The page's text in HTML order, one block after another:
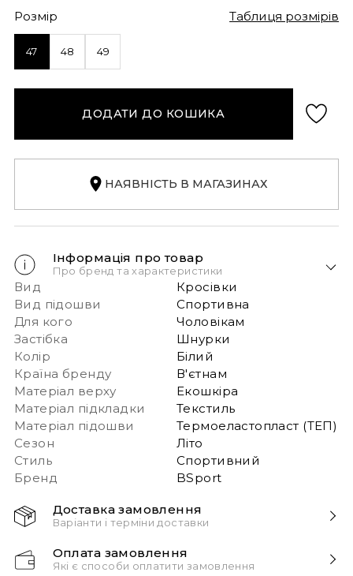
Розмір Таблиця розмірів
47 48 49
ДОДАТИ ДО КОШИКА
НАЯВНІСТЬ В МАГАЗИНАХ
Інформація про товар
Про бренд та характеристики
Вид
Кросівки
Вид підошви
Спортивна
Для кого
Чоловікам
Застібка
Шнурки
Колір
Білий
Країна бренду
В'єтнам
Матеріал верху
Екошкіра
Матеріал підкладки
Текстиль
Матеріал підошви
Термоеластопласт (ТЕП)
Сезон
Літо
Стиль
Спортивний
Бренд
BSport
Доставка замовлення
Варіанти і терміни доставки
моменту замовлення!
Оплата замовлення
Які є способи оплатити замовлення